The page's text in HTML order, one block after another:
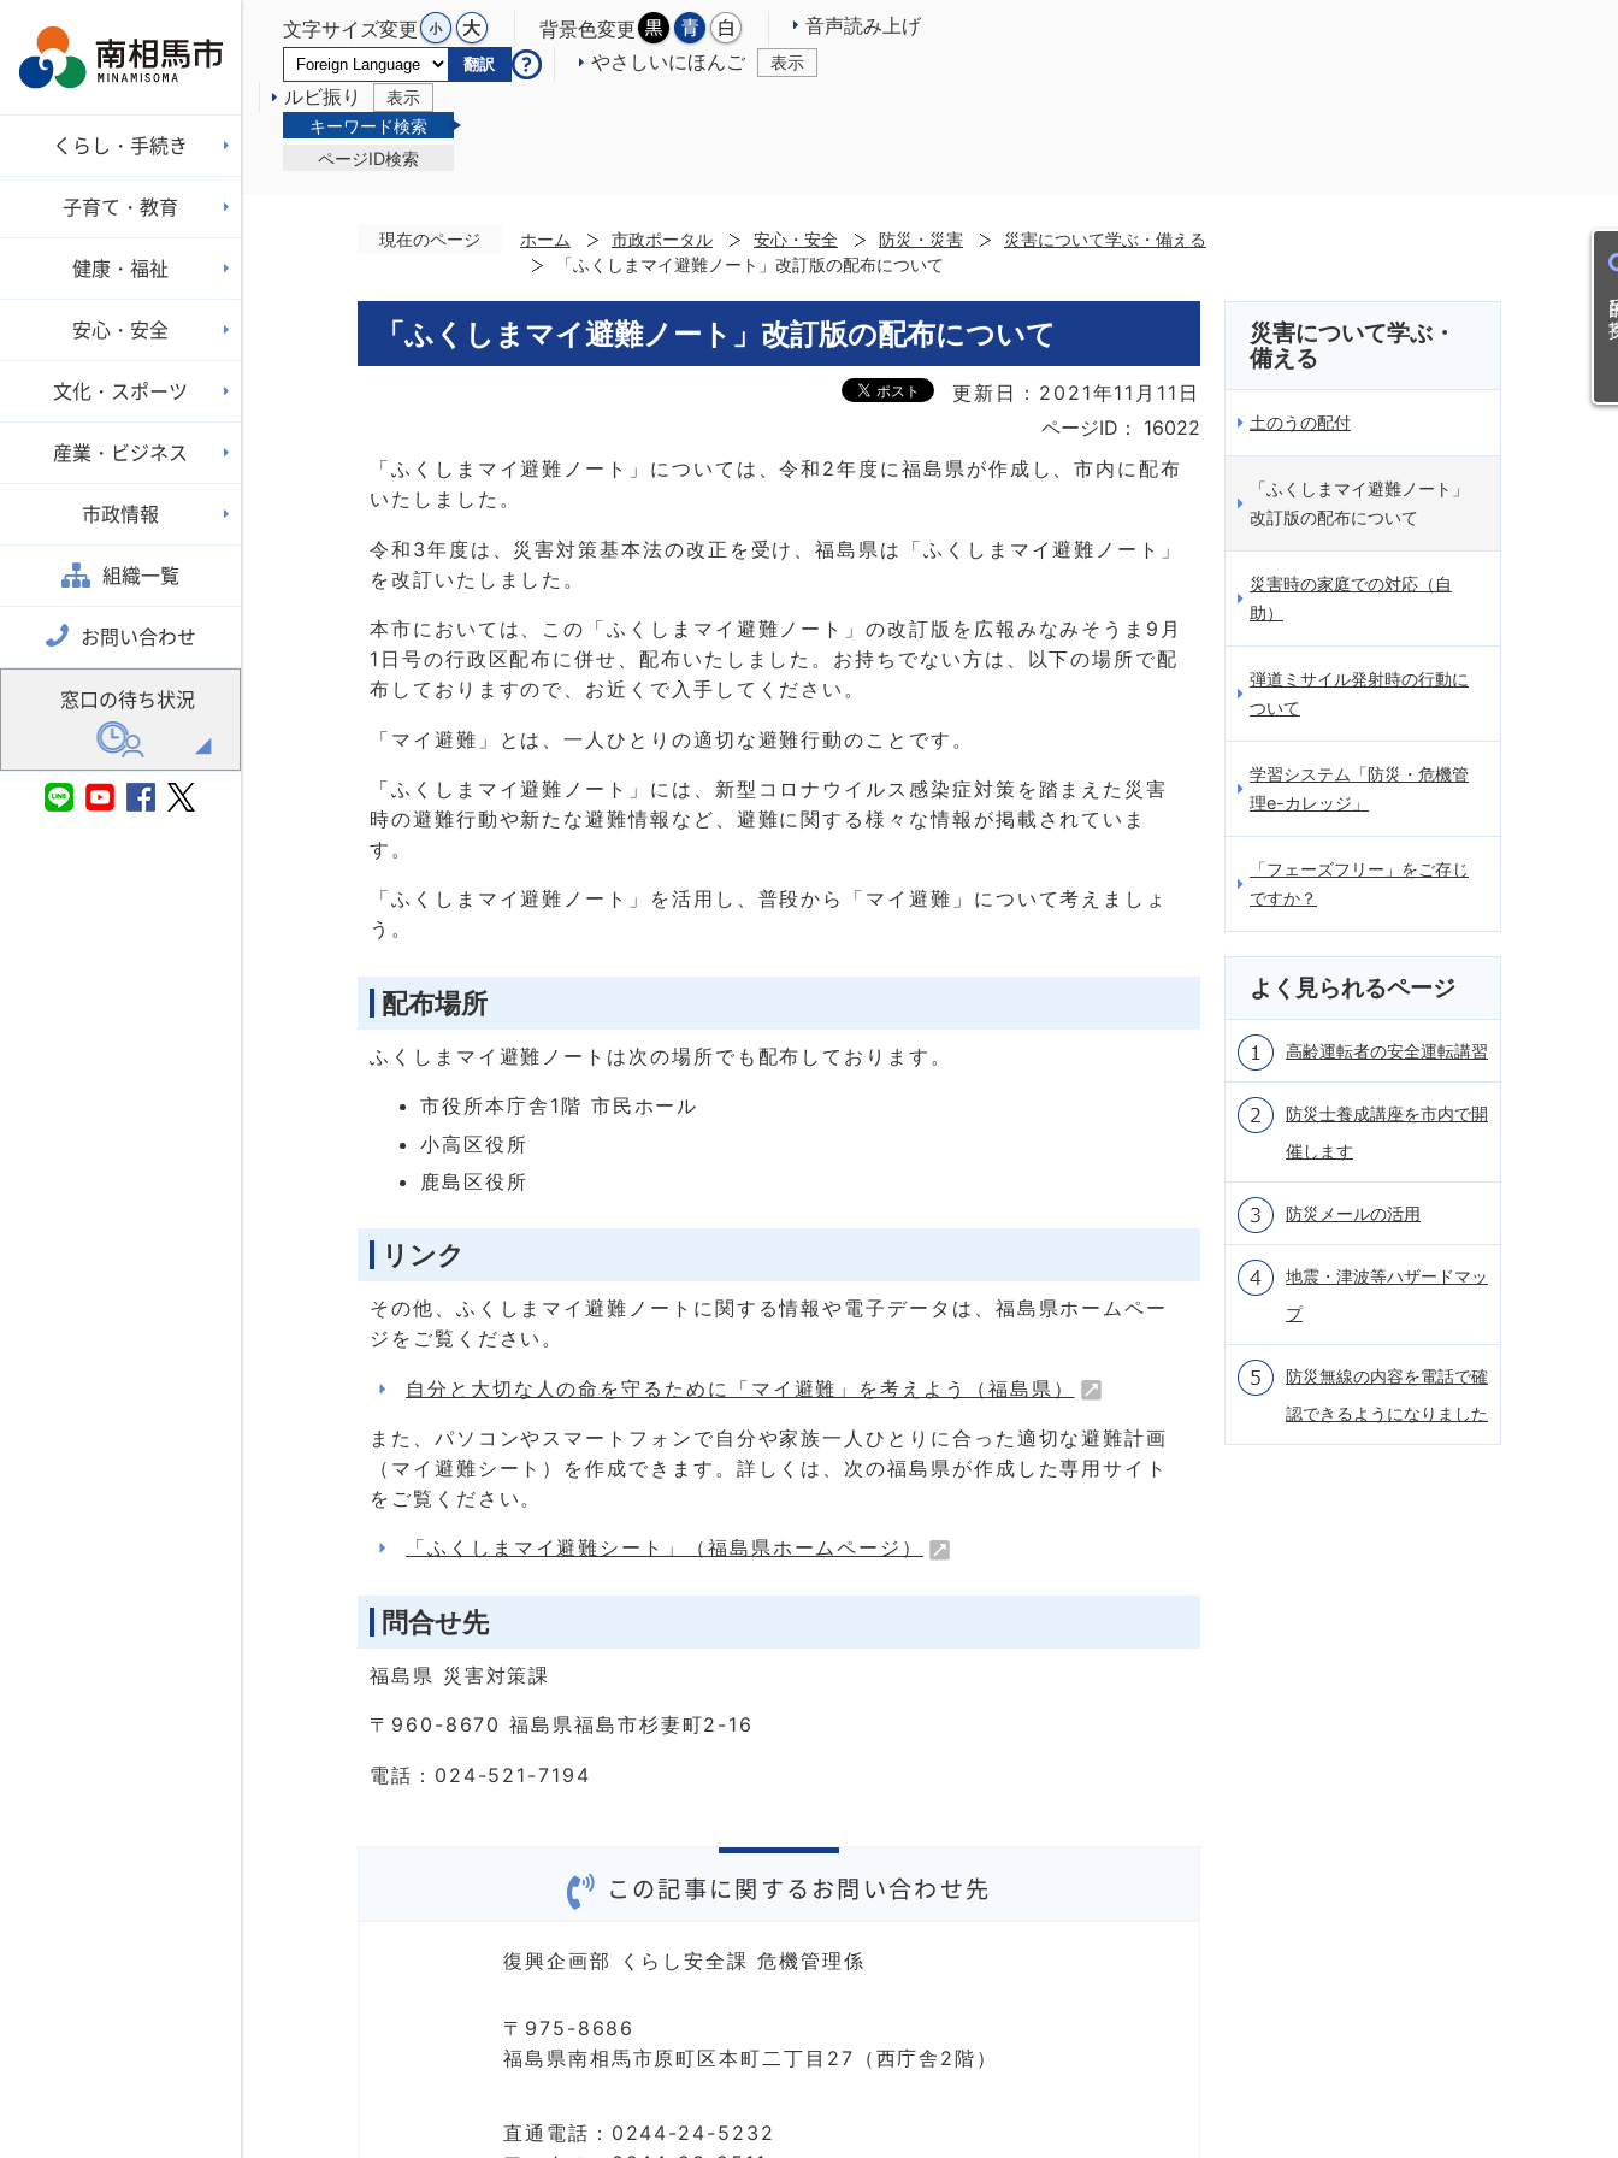
文字サイズ変更 背景色変更 音声読み上げ
翻訳 やさしいにほんご 表示
ルビ振り
表示
キーワード検索
ページID検索
くらし・手続き
子育て・教育
健康・福祉
安心・安全
文化・スポーツ
産業・ビジネス
市政情報
組織一覧
お問い合わせ
窓口の待ち状況
目
現在のページ ホーム 市政ポータル 安心・安全 防災・災害
災害について学ぶ・備える
「ふくしまマイ避難ノート」改訂版の配布について
「ふくしまマイ避難ノート」改訂版の配布について
更新日：2021年11月11日
ページID：
16022
「ふくしまマイ避難ノート」については、令和2年度に福島県が作成し、市内に配布
いたしました。
令和3年度は、災害対策基本法の改正を受け、福島県は「ふくしまマイ避難ノート」
を改訂いたしました。
本市においては、この「ふくしまマイ避難ノート」の改訂版を広報みなみそうま9月
1日号の行政区配布に併せ、配布いたしました。お持ちでない方は、以下の場所で配
布しておりますので、お近くで入手してください。
「マイ避難」とは、一人ひとりの適切な避難行動のことです。
「ふくしまマイ避難ノート」には、新型コロナウイルス感染症対策を踏まえた災害
時の避難行動や新たな避難情報など、避難に関する様々な情報が掲載されていま
す。
「ふくしまマイ避難ノート」を活用し、普段から「マイ避難」について考えましょ
う。
配布場所
ふくしまマイ避難ノートは次の場所でも配布しております。
市役所本庁舎1階 市民ホール
小高区役所
鹿島区役所
リンク
その他、ふくしまマイ避難ノートに関する情報や電子データは、福島県ホームペー
ジをご覧ください。
自分と大切な人の命を守るために「マイ避難」を考えよう（福島県）
また、パソコンやスマートフォンで自分や家族一人ひとりに合った適切な避難計画
（マイ避難シート）を作成できます。詳しくは、次の福島県が作成した専用サイト
をご覧ください。
「ふくしまマイ避難シート」（福島県ホームページ）
問合せ先
福島県 災害対策課
〒960-8670 福島県福島市杉妻町2-16
電話：024-521-7194
この記事に関するお問い合わせ先
復興企画部 くらし安全課 危機管理係
〒975-8686
福島県南相馬市原町区本町二丁目27（西庁舎2階）
直通電話：0244-24-5232
災害について学ぶ・
備える
土のうの配付
「ふくしまマイ避難ノート」
改訂版の配布について
災害時の家庭での対応（自
助）
弾道ミサイル発射時の行動に
ついて
学習システム「防災・危機管
理e-カレッジ」
「フェーズフリー」をご存じ
ですか？
よく見られるページ
高齢運転者の安全運転講習
防災士養成講座を市内で開
催します
防災メールの活用
地震・津波等ハザードマッ
プ
防災無線の内容を電話で確
認できるようになりました